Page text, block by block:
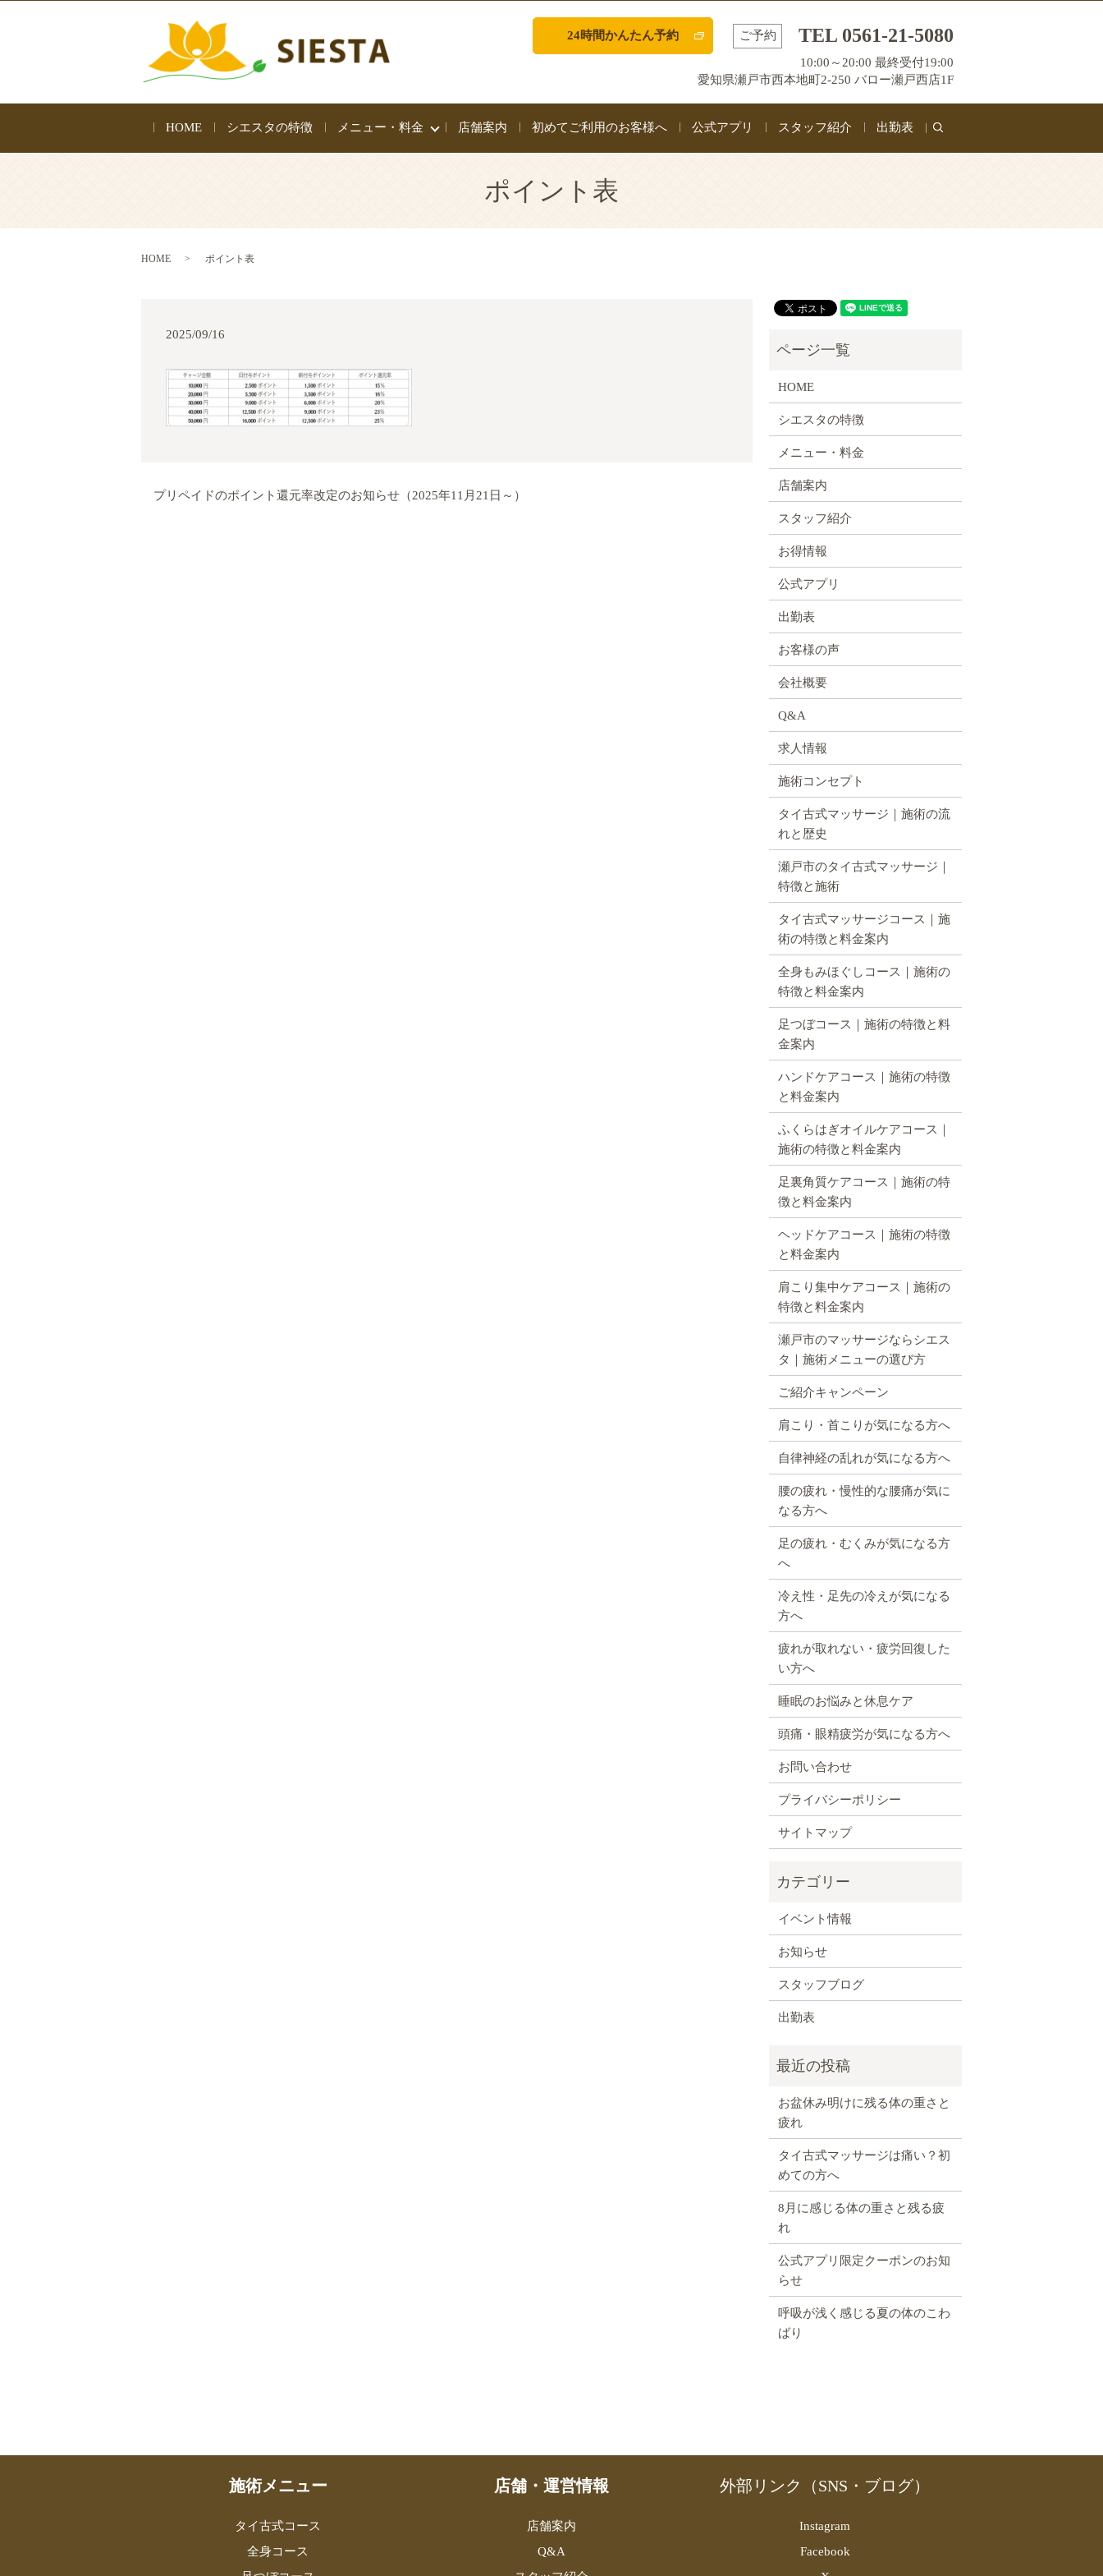
24時間かんたん予約 ご予約 TEL 0561-21-5080
10:00～20:00 最終受付19:00
愛知県瀬戸市西本地町2-250 バロー瀬戸西店1F
HOME シエスタの特徴 メニュー・料金 店舗案内 初めてご利用のお客様へ 公式アプリ スタッフ紹介 出勤表
search
ポイント表
HOME ポイント表
2025/09/16
プリペイドのポイント還元率改定のお知らせ（2025年11月21日～）
HOME
シエスタの特徴
メニュー・料金
店舗案内
スタッフ紹介
お得情報
公式アプリ
出勤表
お客様の声
会社概要
Q&A
求人情報
施術コンセプト
タイ古式マッサージ｜施術の流
れと歴史
瀬戸市のタイ古式マッサージ｜
特徴と施術
タイ古式マッサージコース｜施
術の特徴と料金案内
全身もみほぐしコース｜施術の
特徴と料金案内
足つぼコース｜施術の特徴と料
金案内
ハンドケアコース｜施術の特徴
と料金案内
ふくらはぎオイルケアコース｜
施術の特徴と料金案内
足裏角質ケアコース｜施術の特
徴と料金案内
ヘッドケアコース｜施術の特徴
と料金案内
肩こり集中ケアコース｜施術の
特徴と料金案内
瀬戸市のマッサージならシエス
タ｜施術メニューの選び方
ご紹介キャンペーン
肩こり・首こりが気になる方へ
自律神経の乱れが気になる方へ
腰の疲れ・慢性的な腰痛が気に
なる方へ
足の疲れ・むくみが気になる方
へ
冷え性・足先の冷えが気になる
方へ
疲れが取れない・疲労回復した
い方へ
睡眠のお悩みと休息ケア
頭痛・眼精疲労が気になる方へ
お問い合わせ
プライバシーポリシー
サイトマップ
イベント情報
お知らせ
スタッフブログ
出勤表
お盆休み明けに残る体の重さと
疲れ
タイ古式マッサージは痛い？初
めての方へ
8月に感じる体の重さと残る疲
れ
公式アプリ限定クーポンのお知
らせ
呼吸が浅く感じる夏の体のこわ
ばり
施術メニュー
タイ古式コース
全身コース
店舗・運営情報
店舗案内
Q&A
外部リンク（SNS・ブログ）
Instagram
Facebook